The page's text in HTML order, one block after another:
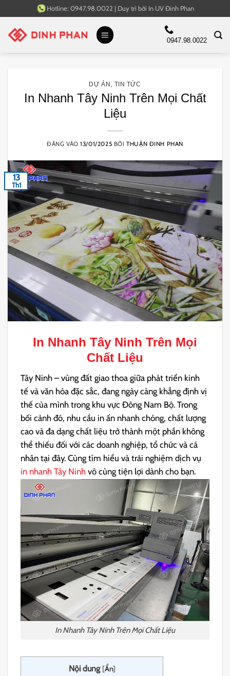
qua
nội
Hotline: 0947.98.0022 | Duy trì bởi In UV Đinh Phan
0947.98.0022
DỰ ÁN TIN TỨC
In Nhanh Tây Ninh Trên Mọi Chất
Liệu
ĐĂNG VÀO13/01/2025 BỞITHUẬN ĐINH PHAN
13
Th1
In Nhanh Tây Ninh Trên Mọi
Chất Liệu
Tây Ninh – vùng đất giao thoa giữa phát triển kinh
tế và văn hóa đặc sắc, đang ngày càng khẳng định vị
thế của mình trong khu vực Đông Nam Bộ. Trong
bối cảnh đó, nhu cầu in ấn nhanh chóng, chất lượng
cao và đa dạng chất liệu trở thành một phần không
thể thiếu đối với các doanh nghiệp, tổ chức và cá
nhân tại đây. Cùng tìm hiểu và trải nghiệm dịch vụ
in nhanh Tây Ninh vô cùng tiện lợi dành cho bạn.
In Nhanh Tây Ninh Trên Mọi Chất Liệu
Nội dung [Ẩn]